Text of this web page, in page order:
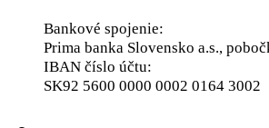
Bankové spojenie:
Prima banka Slovensko a.s.,
IBAN číslo účtu:
SK92 5600 0000 0002 0164 3002